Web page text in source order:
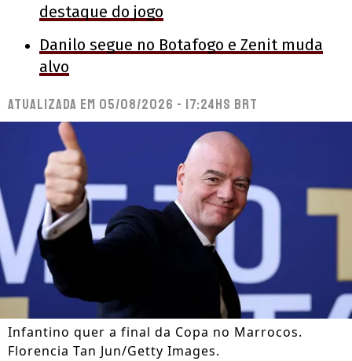
destaque do jogo
Danilo segue no Botafogo e Zenit muda
alvo
Atualizada em 05/08/2026 - 17:24hs BRT
Infantino quer a final da Copa no Marrocos.
Florencia Tan Jun/Getty Images.